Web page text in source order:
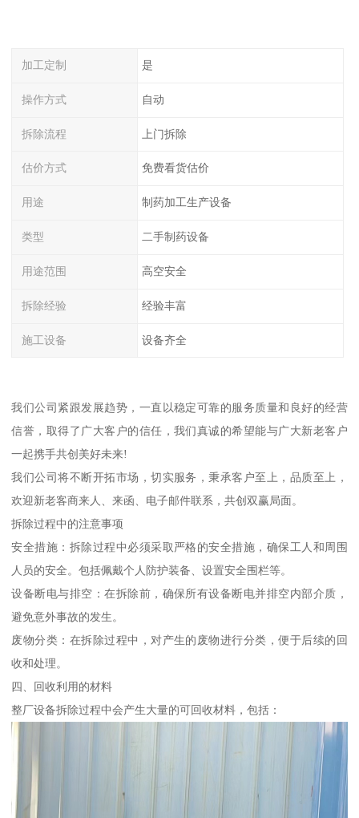
加工定制 是
操作方式 自动
拆除流程 上门拆除
估价方式 免费看货估价
用途 制药加工生产设备
类型 二手制药设备
用途范围 高空安全
拆除经验 经验丰富
施工设备 设备齐全
我们公司紧跟发展趋势，一直以稳定可靠的服务质量和良好的经营
信誉，取得了广大客户的信任，我们真诚的希望能与广大新老客户
一起携手共创美好未来!
我们公司将不断开拓市场，切实服务，秉承客户至上，品质至上，
欢迎新老客商来人、来函、电子邮件联系，共创双赢局面。
拆除过程中的注意事项
安全措施：拆除过程中必须采取严格的安全措施，确保工人和周围
人员的安全。包括佩戴个人防护装备、设置安全围栏等。
设备断电与排空：在拆除前，确保所有设备断电并排空内部介质，
避免意外事故的发生。
废物分类：在拆除过程中，对产生的废物进行分类，便于后续的回
收和处理。
四、回收利用的材料
整厂设备拆除过程中会产生大量的可回收材料，包括：